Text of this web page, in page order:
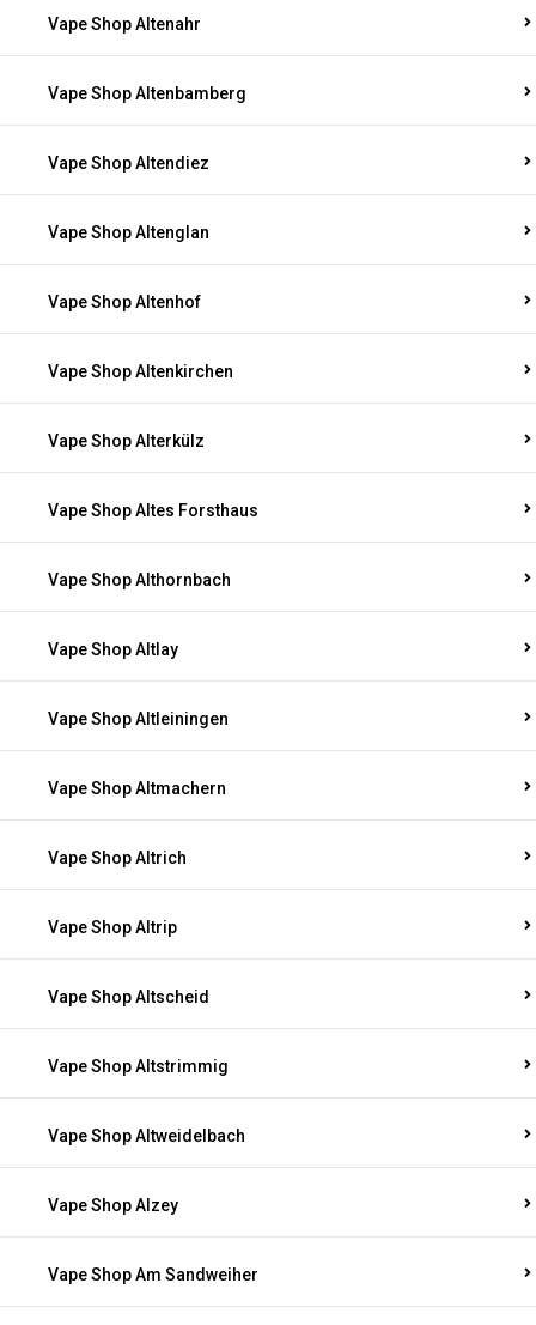
Vape Shop Altenahr
Vape Shop Altenbamberg
Vape Shop Altendiez
Vape Shop Altenglan
Vape Shop Altenhof
Vape Shop Altenkirchen
Vape Shop Alterkülz
Vape Shop Altes Forsthaus
Vape Shop Althornbach
Vape Shop Altlay
Vape Shop Altleiningen
Vape Shop Altmachern
Vape Shop Altrich
Vape Shop Altrip
Vape Shop Altscheid
Vape Shop Altstrimmig
Vape Shop Altweidelbach
Vape Shop Alzey
Vape Shop Am Sandweiher